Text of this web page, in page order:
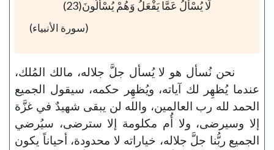
لَا يُسْأَلُ عَمَّا يَفْعَلُ وَهُمْ يُسْأَلُونَ(23)
(سورة الأنبياء)
نحن نُسأل هو لا يُسأل جلَّ جلاله، مالك المُلك،
عندما يُظهِر لك آياته، ويُظهِر حكمه، سيقول الجميع
الحمد لله رب العالمين، والله لن يبقى شهيدٌ في غزَّة
إلا وسيرضى، ولا أُم مكلومة إلا سترضى، سيُرضي
الجميع ربُّنا جلَّ جلاله، خياراته لا محدودة، أحياناً يكون